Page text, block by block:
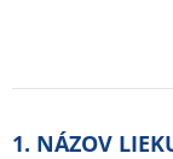
1. NÁZOV